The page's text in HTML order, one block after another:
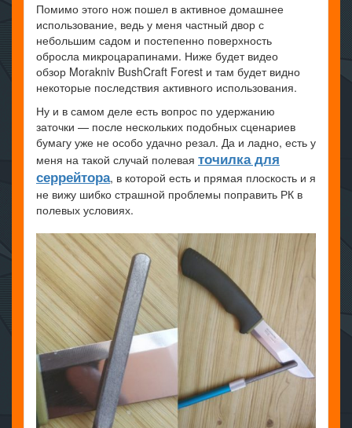
Помимо этого нож пошел в активное домашнее
использование, ведь у меня частный двор с
небольшим садом и постепенно поверхность
обросла микроцарапинами. Ниже будет видео
обзор Morakniv BushCraft Forest и там будет видно
некоторые последствия активного использования.
Ну и в самом деле есть вопрос по удержанию
заточки — после нескольких подобных сценариев
бумагу уже не особо удачно резал. Да и ладно, есть у
меня на такой случай полевая точилка для
серрейтора, в которой есть и прямая плоскость и я
не вижу шибко страшной проблемы поправить РК в
полевых условиях.